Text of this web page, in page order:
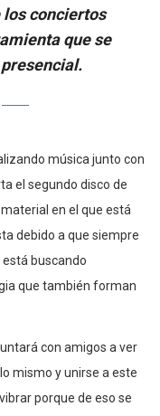
los conciertos
que se
música junto con
el segundo disco de
en el que está
debido a que siempre
buscando
que también forman
con amigos a ver
mismo y unirse a este
porque de eso se